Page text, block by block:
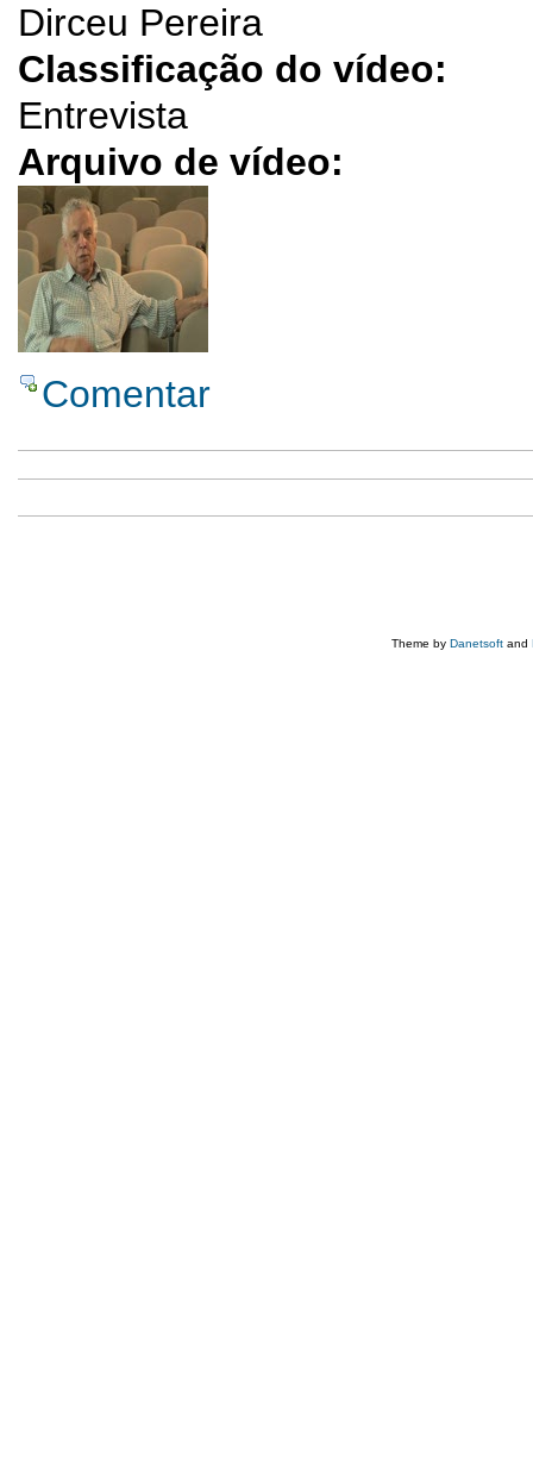
Dirceu Pereira
Classificação do vídeo:
Entrevista
Arquivo de vídeo:
Comentar
Theme by Danetsoft and